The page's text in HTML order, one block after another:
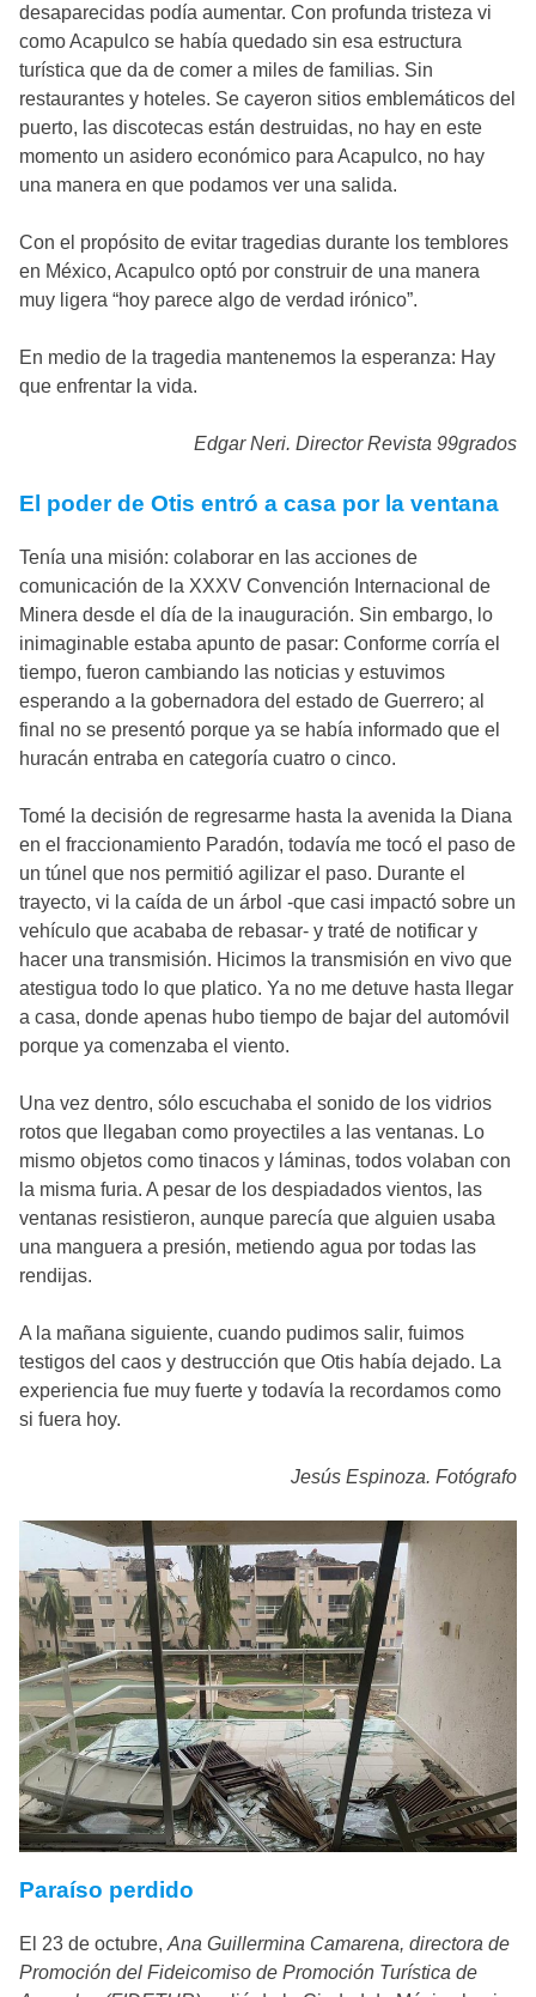
desaparecidas podía aumentar. Con profunda tristeza vi
como Acapulco se había quedado sin esa estructura
turística que da de comer a miles de familias. Sin
restaurantes y hoteles. Se cayeron sitios emblemáticos del
puerto, las discotecas están destruidas, no hay en este
momento un asidero económico para Acapulco, no hay
una manera en que podamos ver una salida.
Con el propósito de evitar tragedias durante los temblores
en México, Acapulco optó por construir de una manera
muy ligera “hoy parece algo de verdad irónico”.
En medio de la tragedia mantenemos la esperanza: Hay
que enfrentar la vida.
Edgar Neri. Director Revista 99grados
El poder de Otis entró a casa por la ventana
Tenía una misión: colaborar en las acciones de
comunicación de la XXXV Convención Internacional de
Minera desde el día de la inauguración. Sin embargo, lo
inimaginable estaba apunto de pasar: Conforme corría el
tiempo, fueron cambiando las noticias y estuvimos
esperando a la gobernadora del estado de Guerrero; al
final no se presentó porque ya se había informado que el
huracán entraba en categoría cuatro o cinco.
Tomé la decisión de regresarme hasta la avenida la Diana
en el fraccionamiento Paradón, todavía me tocó el paso de
un túnel que nos permitió agilizar el paso. Durante el
trayecto, vi la caída de un árbol -que casi impactó sobre un
vehículo que acababa de rebasar- y traté de notificar y
hacer una transmisión. Hicimos la transmisión en vivo que
atestigua todo lo que platico. Ya no me detuve hasta llegar
a casa, donde apenas hubo tiempo de bajar del automóvil
porque ya comenzaba el viento.
Una vez dentro, sólo escuchaba el sonido de los vidrios
rotos que llegaban como proyectiles a las ventanas. Lo
mismo objetos como tinacos y láminas, todos volaban con
la misma furia. A pesar de los despiadados vientos, las
ventanas resistieron, aunque parecía que alguien usaba
una manguera a presión, metiendo agua por todas las
rendijas.
A la mañana siguiente, cuando pudimos salir, fuimos
testigos del caos y destrucción que Otis había dejado. La
experiencia fue muy fuerte y todavía la recordamos como
si fuera hoy.
Jesús Espinoza. Fotógrafo
Paraíso perdido
El 23 de octubre, Ana Guillermina Camarena, directora de
Promoción del Fideicomiso de Promoción Turística de